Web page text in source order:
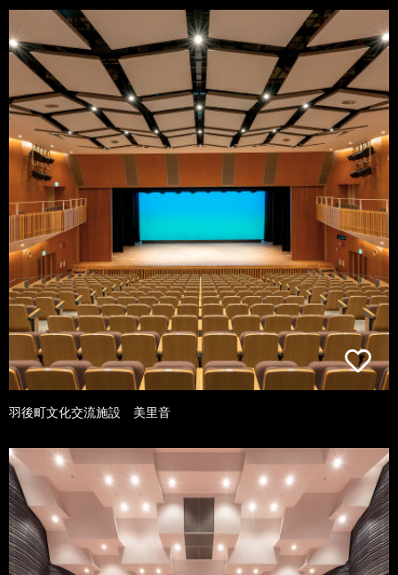
羽後町文化交流施設 美里音